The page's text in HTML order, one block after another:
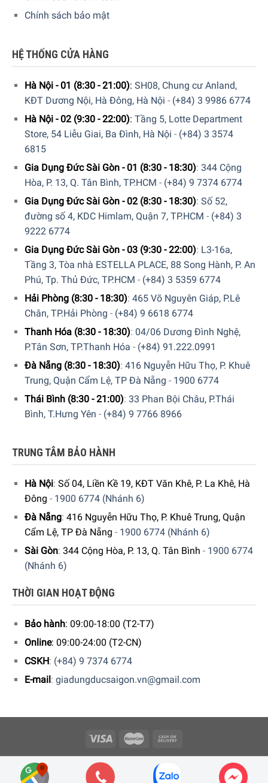
Tông đơ Philips HC5650/15 rất dễ sử dụng
Tiết kiệm thời gian và công sức với lưỡi dao tự mài dài, sắc
như ngày đầu ngay cả sau 5 năm, bạn sẽ không phải mài
hay đổi đầu dao mới.
Phụ kiện cắt tỉa 2 mm
Sử dụng phụ kiện cắt tỉa 2 mm để cắt tóc ngắn và / hoặc
Hộp bảo quản để lưu trữ tông đơ cắt tóc và phụ kiện
quản chắc chắn để tránh các va đập vật lý, bạn hoàn toàn
cũng có thể mang theo chúng khi đi du lịch thật dễ dàng.
Để đặt mua “Tông Đơ Cắt Tóc Philips HC5650/15
Quý vị hãy gọi điện trực tiếp vào Hotline: 1900.6774để
nhận được những tư vấn chi tiết và đặt mua sản phẩm.
Hoặc đặt hàng trực tiếp trên website. Gia dụng Đức Sài
Gòn sẽ gọi lại để xác nhận đơn hàng với quý khách.
Để đặt mua Tông Đơ Cắt Tóc Philips HC5650/15 gọi hotline
Chính sách bảo mật
HỆ THỐNG CỬA HÀNG
Hà Nội - 01 (8:30 - 21:00): SH08, Chung cư Anland,
KĐT Dương Nội, Hà Đông, Hà Nội - (+84) 3 9986 6774
Hà Nội - 02 (9:30 - 22:00): Tầng 5, Lotte Department
Store, 54 Liễu Giai, Ba Đình, Hà Nội - (+84) 3 3574
6815
Gia Dụng Đức Sài Gòn - 01 (8:30 - 18:30): 344 Cộng
Hòa, P. 13, Q. Tân Bình, TP.HCM - (+84) 9 7374 6774
Gia Dụng Đức Sài Gòn - 02 (8:30 - 18:30): Số 52,
đường số 4, KDC Himlam, Quận 7, TP.HCM - (+84) 3
9222 6774
Gia Dụng Đức Sài Gòn - 03 (9:30 - 22:00): L3-16a,
Tầng 3, Tòa nhà ESTELLA PLACE, 88 Song Hành, P. An
Phú, Tp. Thủ Đức, TP.HCM - (+84) 3 5359 6774
Hải Phòng (8:30 - 18:30): 465 Võ Nguyên Giáp, P.Lê
Chân, TP.Hải Phòng - (+84) 9 6618 6774
Thanh Hóa (8:30 - 18:30): 04/06 Dương Đình Nghệ,
P.Tân Sơn, TP.Thanh Hóa - (+84) 91.222.0991
Đà Nẵng (8:30 - 18:30): 416 Nguyễn Hữu Thọ, P. Khuê
Trung, Quận Cẩm Lệ, TP Đà Nẵng - 1900 6774
Thái Bình (8:30 - 21:00): 33 Phan Bội Châu, P.Thái
Bình, T.Hưng Yên - (+84) 9 7766 8966
TRUNG TÂM BẢO HÀNH
Hà Nội: Số 04, Liền Kề 19, KĐT Văn Khê, P. La Khê, Hà
Đông - 1900 6774 (Nhánh 6)
Đà Nẵng: 416 Nguyễn Hữu Thọ, P. Khuê Trung, Quận
Cẩm Lệ, TP Đà Nẵng - 1900 6774 (Nhánh 6)
Sài Gòn: 344 Cộng Hòa, P. 13, Q. Tân Bình - 1900 6774
(Nhánh 6)
THỜI GIAN HOẠT ĐỘNG
Bảo hành: 09:00-18:00 (T2-T7)
Online: 09:00-24:00 (T2-CN)
CSKH: (+84) 9 7374 6774
E-mail: giadungducsaigon.vn@gmail.com
Copyright 2026 © Công ty Cổ phần Minh Housewares - ĐKKD số